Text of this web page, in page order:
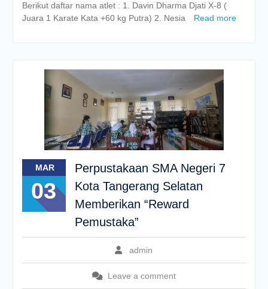
Berikut daftar nama atlet : 1. Davin Dharma Djati X-8 (
Juara 1 Karate Kata +60 kg Putra) 2. Nesia
Read more
MAR
03
Perpustakaan SMA Negeri 7
Kota Tangerang Selatan
Memberikan “Reward
Pemustaka”
admin
Leave a comment